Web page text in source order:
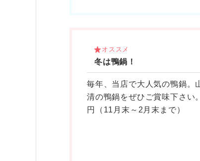
オススメ
冬は鴨鍋！
毎年、当店で大人気の鴨鍋。
清の鴨鍋をぜひご賞味下さい
円（11月末～2月末まで）